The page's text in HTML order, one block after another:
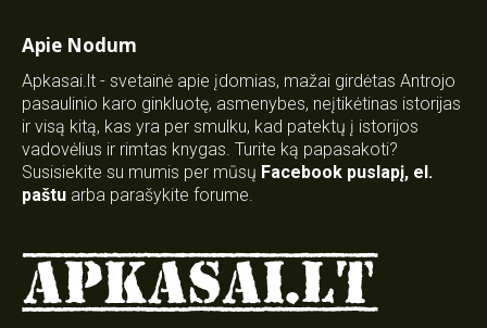
Apie Nodum
Apkasai.lt - svetainė apie įdomias, mažai girdėtas Antrojo
pasaulinio karo ginkluotę, asmenybes, neįtikėtinas istorijas
ir visą kitą, kas yra per smulku, kad patektų į istorijos
vadovėlius ir rimtas knygas. Turite ką papasakoti?
Susisiekite su mumis per mūsų Facebook puslapį, el.
paštu arba parašykite forume.